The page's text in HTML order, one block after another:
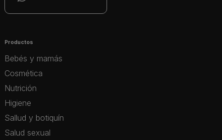
Productos
Bebés y mamás
Cosmética
Nutrición
Higiene
Sallud y botiquín
Salud sexual